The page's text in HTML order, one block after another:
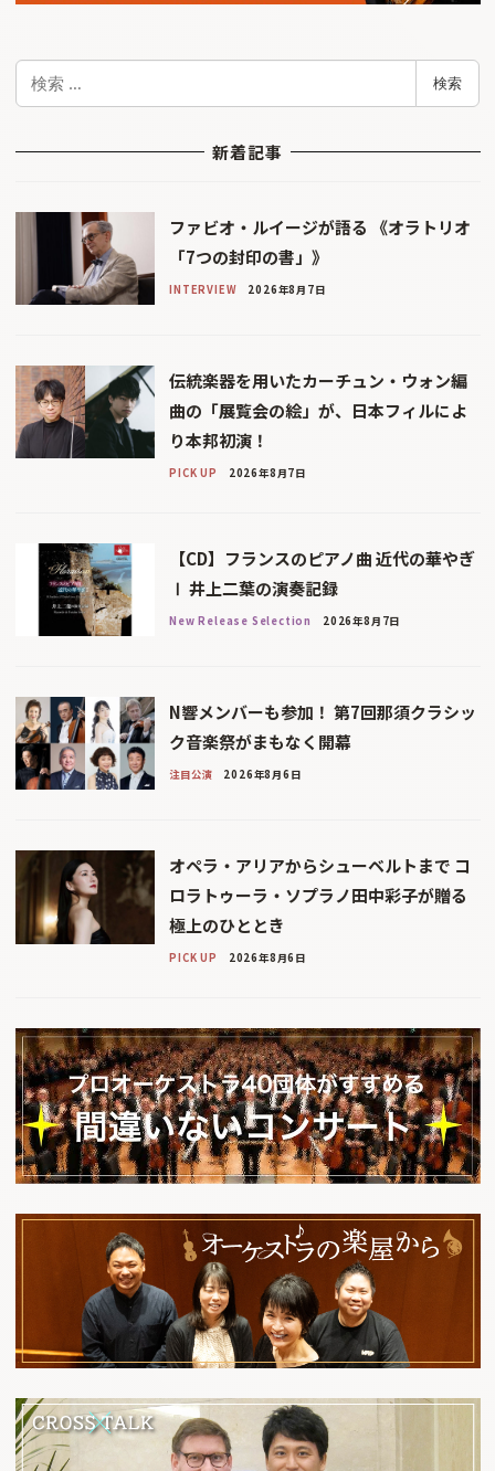
検
検索
新着記事
ファビオ・ルイージが語る 《オラトリオ
「7つの封印の書」》
INTERVIEW 2026年8月7日
伝統楽器を用いたカーチュン・ウォン編
曲の「展覧会の絵」が、日本フィルによ
り本邦初演！
PICK UP 2026年8月7日
【CD】フランスのピアノ曲 近代の華やぎ
Ⅰ 井上二葉の演奏記録
New Release Selection 2026年8月7日
N響メンバーも参加！ 第7回那須クラシッ
ク音楽祭がまもなく開幕
注目公演 2026年8月6日
オペラ・アリアからシューベルトまで コ
ロラトゥーラ・ソプラノ田中彩子が贈る
極上のひととき
PICK UP 2026年8月6日